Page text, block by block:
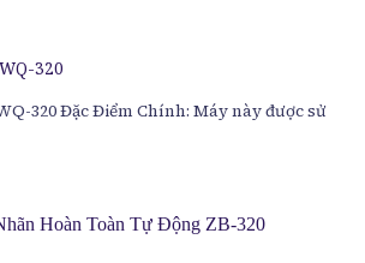
320
320 Đặc Điểm Chính: Máy này được sử